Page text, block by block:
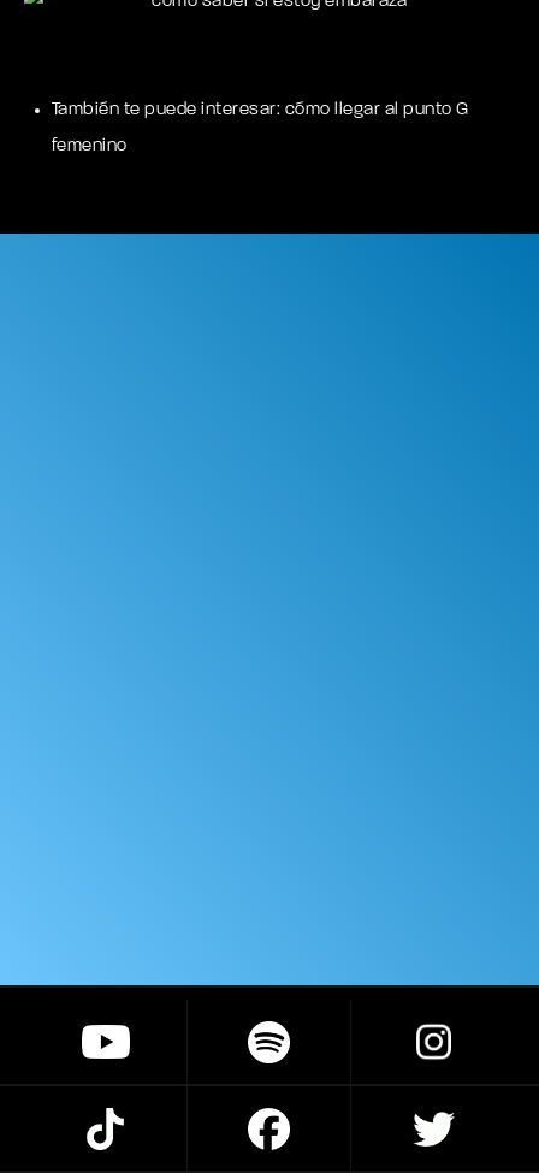
También te puede interesar: cómo llegar al punto G
femenino